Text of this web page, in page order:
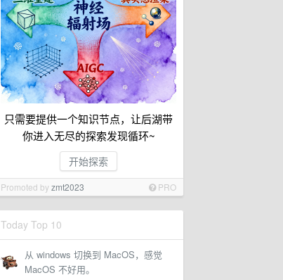
只需要提供一个知识节点，让后湖带
你进入无尽的探索发现循环~
开始探索
Promoted byzmt2023 PRO
Today Top 10
从 windows 切换到 MacOS，感觉
MacOS 不好用。